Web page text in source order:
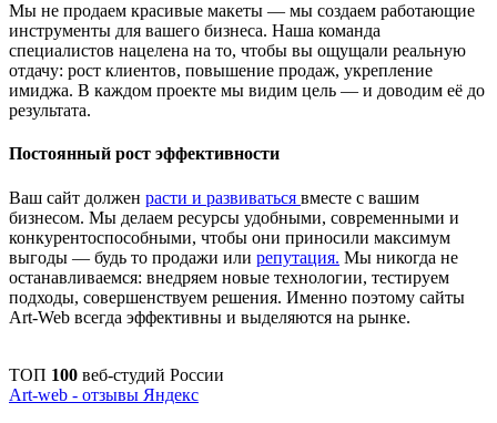
Мы не продаем красивые макеты — мы создаем работающие
инструменты для вашего бизнеса. Наша команда
специалистов нацелена на то, чтобы вы ощущали реальную
отдачу: рост клиентов, повышение продаж, укрепление
имиджа. В каждом проекте мы видим цель — и доводим её до
результата.
Постоянный рост эффективности
Ваш сайт должен расти и развиваться вместе с вашим
бизнесом. Мы делаем ресурсы удобными, современными и
конкурентоспособными, чтобы они приносили максимум
выгоды — будь то продажи или репутация. Мы никогда не
останавливаемся: внедряем новые технологии, тестируем
подходы, совершенствуем решения. Именно поэтому сайты
Art-Web всегда эффективны и выделяются на рынке.
ТОП 100 веб-студий России
Art-web - отзывы Яндекс